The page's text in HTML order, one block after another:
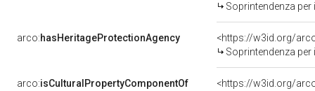
Soprintendenza
arco:hasHeritageProtectionAgency
<https://w3id.org/
Soprintendenza per i
arco:isCulturalPropertyComponentOf
<https://w3id.org/